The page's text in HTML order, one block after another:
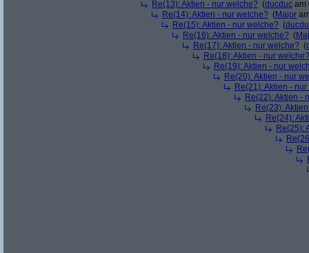
Re(13): Aktien - nur welche? (ducduc am
Re(14): Aktien - nur welche? (Major
Re(15): Aktien - nur welche? (
Re(16): Aktien - nur welche? (
Re(17): Aktien - nur welche? (
Re(18): Aktien - nur welche?
Re(19): Aktien - nur
Re(20): Aktien - nur
Re(21): Aktien -
Re(22): Aktien -
Re(23):
Re(24):
Re(25):